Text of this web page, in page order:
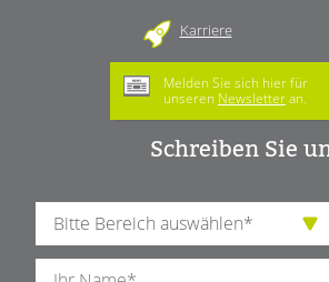
Karriere
Melden Sie sich hier für
unseren Newsletteran.
Schreiben Sie